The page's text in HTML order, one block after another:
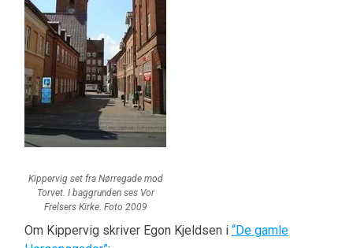
Kippervig set fra Nørregade mod
Torvet. I baggrunden ses Vor
Frelsers Kirke. Foto 2009
Om Kippervig skriver Egon Kjeldsen i “De gamle